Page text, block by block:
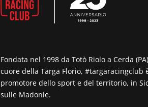
Fondata nel 1998 da Totò Riolo a Cerda (PA)
cuore della Targa Florio, #targaracingclub
promotore dello sport e del territorio, in
sulle Madonie.